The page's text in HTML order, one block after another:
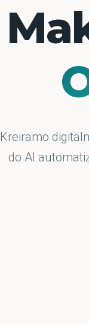
Kreiramo
do AI